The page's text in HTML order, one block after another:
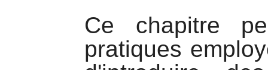
Ce chapitre
pratiques